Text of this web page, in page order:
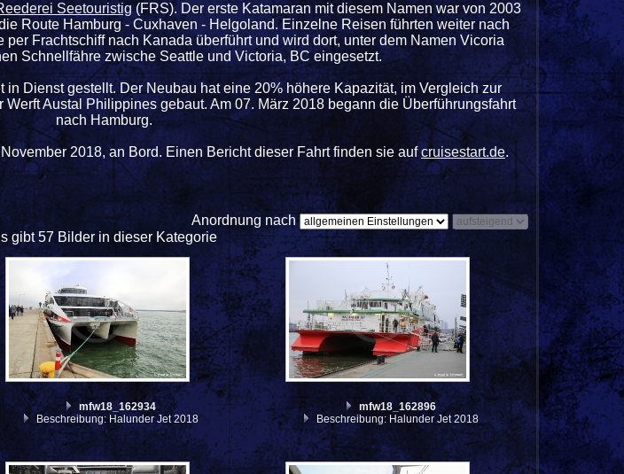
Seetouristig(FRS). Der erste Katamaran mit diesem Namen war von 2003
Route Hamburg - Cuxhaven - Helgoland. Einzelne Reisen führten weiter nach
Frachtschiff nach Kanada überführt und wird dort, unter dem Namen Vicoria
Schnellfähre zwische Seattle und Victoria, BC eingesetzt.
Dienst gestellt. Der Neubau hat eine 20% höhere Kapazität, im Vergleich zur
Austal Philippines gebaut. Am 07. März 2018 begann die Überführungsfahrt
nach Hamburg.
2018, an Bord. Einen Bericht dieser Fahrt finden sie aufcruisestart.de.
Anordnung nach
gibt 57 Bilder in dieser Kategorie
mfw18_162934
Beschreibung: Halunder Jet 2018
mfw18_162896
Beschreibung: Halunder Jet 2018